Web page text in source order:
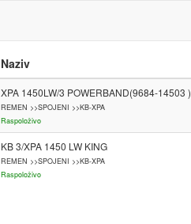
Naziv
XPA 1450LW/3 POWERBAND(9684-14503 )
REMEN >>SPOJENI >>KB-XPA
Raspoloživo
KB 3/XPA 1450 LW KING
REMEN >>SPOJENI >>KB-XPA
Raspoloživo